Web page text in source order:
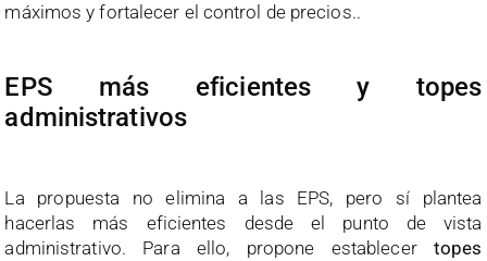
máximos y fortalecer el control de precios..
EPS más eficientes y topes
administrativos
La propuesta no elimina a las EPS, pero sí plantea
hacerlas más eficientes desde el punto de vista
administrativo. Para ello, propone establecertopes